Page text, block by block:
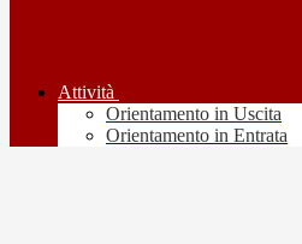
Attività
Orientamento in Uscita
Orientamento in Entrata